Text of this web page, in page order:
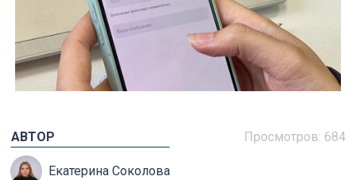
Просмотров: 684
АВТОР
Екатерина Соколова